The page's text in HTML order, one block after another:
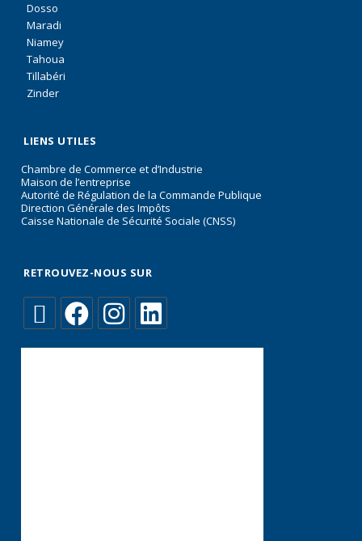
Dosso
Maradi
Niamey
Tahoua
Tillabéri
Zinder
LIENS UTILES
Chambre de Commerce et d’Industrie
Maison de l’entreprise
Autorité de Régulation de la Commande Publique
Direction Générale des Impôts
Caisse Nationale de Sécurité Sociale (CNSS)
RETROUVEZ-NOUS SUR